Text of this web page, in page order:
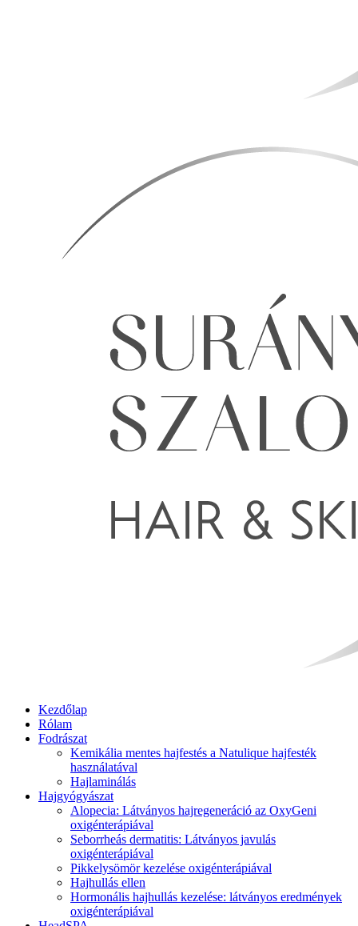
Kezdőlap
Rólam
Fodrászat
Kemikália mentes hajfestés a Natulique hajfesték
használatával
Hajlaminálás
Hajgyógyászat
Alopecia: Látványos hajregeneráció az OxyGeni
oxigénterápiával
Seborrheás dermatitis: Látványos javulás
oxigénterápiával
Pikkelysömör kezelése oxigénterápiával
Hajhullás ellen
Hormonális hajhullás kezelése: látványos eredmények
oxigénterápiával